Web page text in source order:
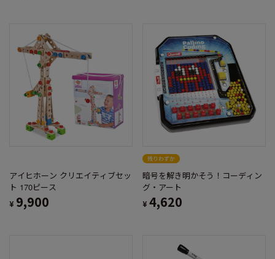
アイヒホーン クリエイティブセッ
ト 170ピース
¥ 9,900
暗号を解き明かそう！コーディン
グ・アート
¥ 4,620